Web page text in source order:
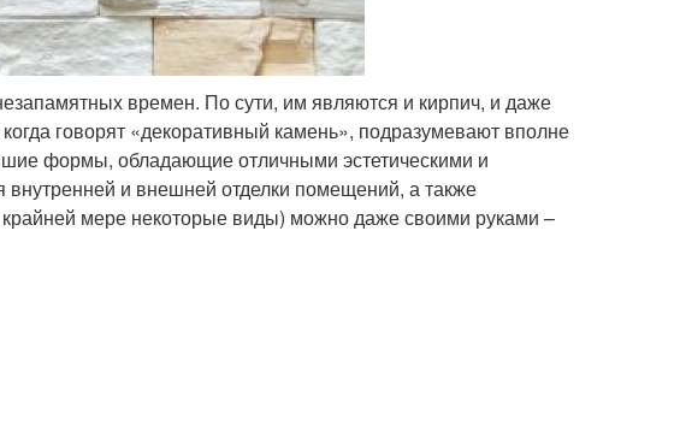
времен. По сути, им являются и кирпич, и даже
говорят «декоративный камень», подразумевают вполне
формы, обладающие отличными эстетическими и
и внешней отделки помещений, а также
мере некоторые виды) можно даже своими руками –